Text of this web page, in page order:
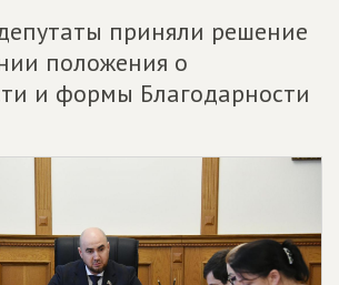
приняли решение
положения о
и формы Благодарности